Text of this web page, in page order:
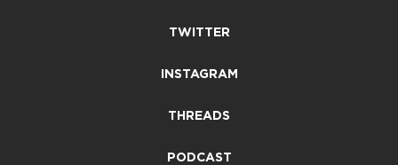
TWITTER
INSTAGRAM
THREADS
PODCAST